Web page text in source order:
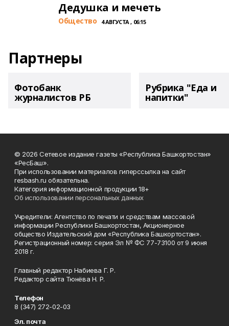
Дедушка и мечеть
Общество 4 АВГУСТА , 06:15
Партнеры
Фотобанк
журналистов РБ
Рубрика "Еда и
напитки"
© 2026 Сетевое издание газеты «Республика Башкортостан»
«РесБаш».
При использовании материалов гиперссылка на сайт
resbash.ru обязательна.
Категория информационной продукции 18+
Об использовании персональных данных
Учредители: Агентство по печати и средствам массовой
информации Республики Башкортостан, Акционерное
общество Издательский дом «Республика Башкортостан».
Регистрационный номер: серия Эл № ФС 77-73100 от 9 июня
2018 г.
Главный редактор Набиева Г. Р.
Редактор сайта Тюнёва Н. Р.
Телефон
8 (347) 272-02-03
Эл. почта